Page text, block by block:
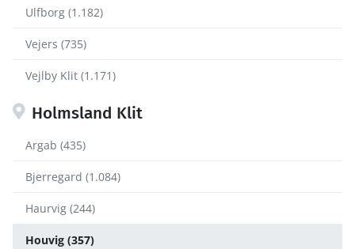
Ulfborg (1.182)
Vejers (735)
Vejlby Klit (1.171)
Holmsland Klit
Argab (435)
Bjerregard (1.084)
Haurvig (244)
Houvig (357)